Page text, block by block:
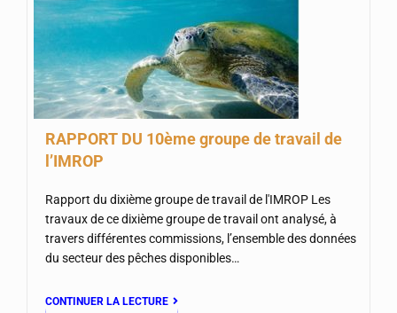
RAPPORT DU 10ème groupe de travail de
l’IMROP
Rapport du dixième groupe de travail de l'IMROP Les
travaux de ce dixième groupe de travail ont analysé, à
travers différentes commissions, l’ensemble des données
du secteur des pêches disponibles…
CONTINUER LA LECTURE